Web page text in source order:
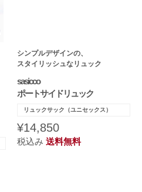
シンプルデザインの、
スタイリッシュなリュック
sasicco
ポートサイドリュック
リュックサック（ユニセックス）
¥14,850
税込み送料無料